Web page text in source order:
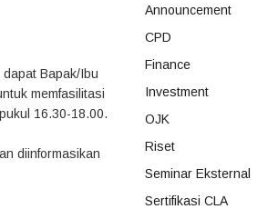
Bapak/Ibu
memfasilitasi
16.30-18.00.
diinformasikan
Announcement
CPD
Finance
Investment
OJK
Riset
Seminar Eksternal
Sertifikasi CLA